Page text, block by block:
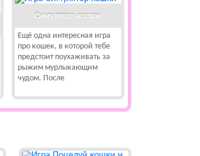
Симулятор кошки
Ещё одна интересная игра
про кошек, в которой тебе
предстоит поухаживать за
рыжим мурлыкающим
чудом. После